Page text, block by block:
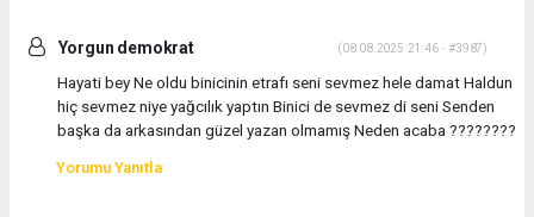
Yorgun demokrat (08.08.2025 21:46 - #3987)
Hayati bey Ne oldu binicinin etrafı seni sevmez hele damat Haldun
hiç sevmez niye yağcılık yaptın Binici de sevmez di seni Senden
başka da arkasından güzel yazan olmamış Neden acaba ????????
Yorumu Yanıtla